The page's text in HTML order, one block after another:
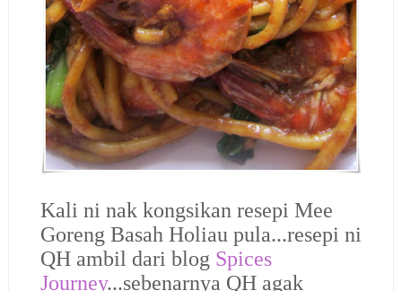
Kali ni nak kongsikan resepi Mee
Goreng Basah Holiau pula...resepi ni
QH ambil dari blog Spices
Journey...sebenarnya QH agak